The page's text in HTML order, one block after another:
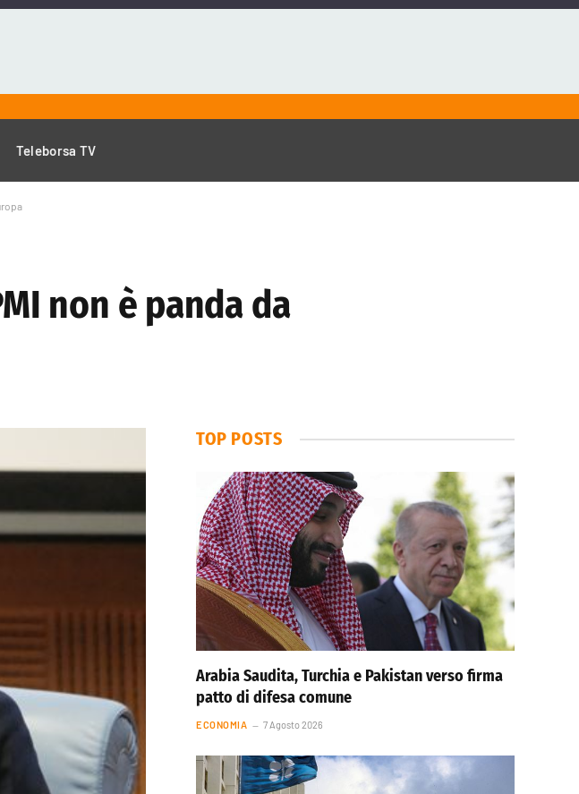
Teleborsa TV
non è panda da
TOP POSTS
Arabia Saudita, Turchia e Pakistan verso firma
patto di difesa comune
ECONOMIA 7 Agosto 2026